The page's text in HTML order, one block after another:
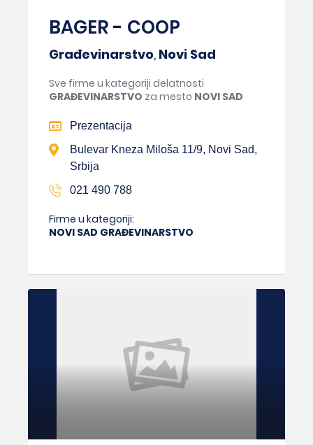
BAGER - COOP
Građevinarstvo, Novi Sad
Sve firme u kategoriji delatnosti
GRAĐEVINARSTVO za mesto NOVI SAD
Prezentacija
Bulevar Kneza Miloša 11/9, Novi Sad,
Srbija
021 490 788
Firme u kategoriji:
NOVI SAD GRAĐEVINARSTVO